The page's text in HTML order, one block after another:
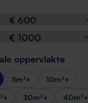
oppervlakte
5m²+
10m²+
30m²+
40m²+